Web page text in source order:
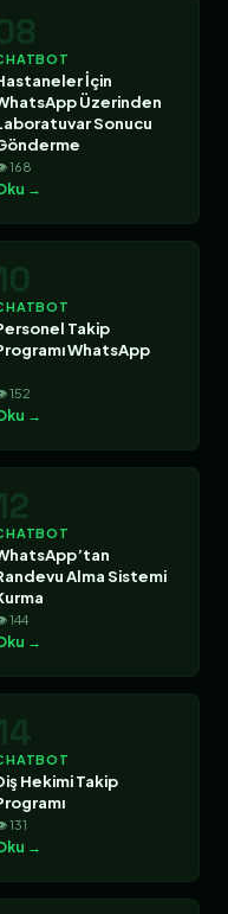
İçin
Üzerinden
Sonucu
168
→
Takip
WhatsApp
152
→
Alma Sistemi
144
→
Hekimi Takip
131
→